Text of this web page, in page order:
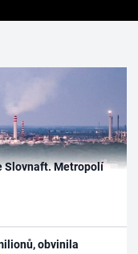
Slovnaft. Metropolí
obvinila